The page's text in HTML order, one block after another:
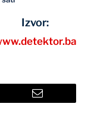
Izvor:
Email